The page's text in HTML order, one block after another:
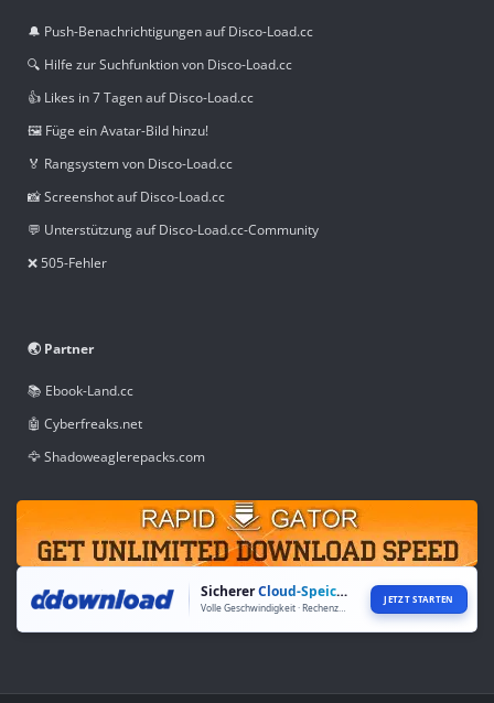
🔔 Push-Benachrichtigungen auf Disco-Load.cc
🔍 Hilfe zur Suchfunktion von Disco-Load.cc
👍 Likes in 7 Tagen auf Disco-Load.cc
🖼️ Füge ein Avatar-Bild hinzu!
🏅 Rangsystem von Disco-Load.cc
📸 Screenshot auf Disco-Load.cc
💬 Unterstützung auf Disco-Load.cc-Community
❌ 505-Fehler
🌏 Partner
📚 Ebook-Land.cc
🤖 Cyberfreaks.net
🦅 Shadoweaglerepacks.com
SichererCloud-Speicher JETZT STARTEN